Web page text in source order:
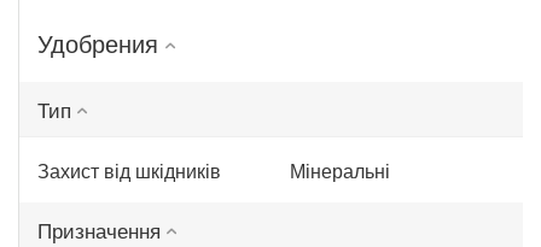
Удобрения
Тип
Захист від шкідників Мінеральні
Призначення